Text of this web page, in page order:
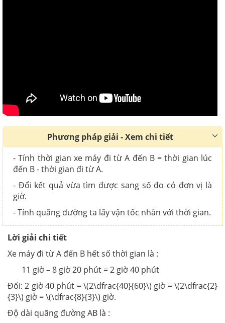
Phương pháp giải - Xem chi tiết
- Tính thời gian xe máy đi từ A đến B = thời gian lúc
đến B - thời gian đi từ A.
- Đổi kết quả vừa tìm được sang số đo có đơn vị là
giờ.
- Tính quãng đường ta lấy vận tốc nhân với thời gian.
Lời giải chi tiết
Xe máy đi từ A đến B hết số thời gian là :
11 giờ – 8 giờ 20 phút = 2 giờ 40 phút
Đổi: 2 giờ 40 phút =\(2\dfrac{40}{60}\) giờ =\(2\dfrac{2}
{3}\) giờ = \(\dfrac{8}{3}\) giờ.
Độ dài quãng đường AB là :